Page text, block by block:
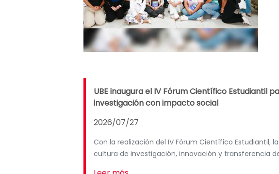
UBE inaugura el IV Fórum Científico Estudiantil
investigación con impacto social
2026/07/27
Con la realización del IV Fórum Científico Estudiantil,
cultura de investigación, innovación y transferencia